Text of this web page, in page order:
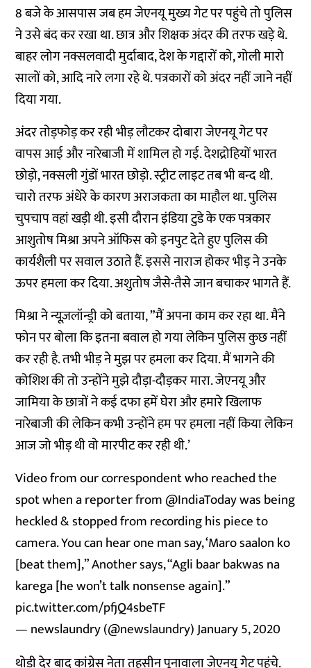
8 बजे के आसपास जब हम जेएनयू मुख्य गेट पर पहुंचे तो पुलिस
ने उसे बंद कर रखा था. छात्र और शिक्षक अंदर की तरफ खड़े थे.
बाहर लोग नक्सलवादी मुर्दाबाद, देश के गद्दारों को, गोली मारो
सालों को, आदि नारे लगा रहे थे. पत्रकारों को अंदर नहीं जाने नहीं
दिया गया.
अंदर तोड़फोड़ कर रही भीड़ लौटकर दोबारा जेएनयू गेट पर
वापस आई और नारेबाजी में शामिल हो गई. देशद्रोहियों भारत
छोड़ो, नक्सली गुंडों भारत छोड़ो. स्ट्रीट लाइट तब भी बन्द थी.
चारो तरफ अंधेरे के कारण अराजकता का माहौल था. पुलिस
चुपचाप वहां खड़ी थी. इसी दौरान इंडिया टुडे के एक पत्रकार
आशुतोष मिश्रा अपने ऑफिस को इनपुट देते हुए पुलिस की
कार्यशैली पर सवाल उठाते हैं. इससे नाराज होकर भीड़ ने उनके
ऊपर हमला कर दिया. अशुतोष जैसे-तैसे जान बचाकर भागते हैं.
मिश्रा ने न्यूज़लॉन्ड्री को बताया, ”मैं अपना काम कर रहा था. मैंने
फोन पर बोला कि इतना बवाल हो गया लेकिन पुलिस कुछ नहीं
कर रही है. तभी भीड़ ने मुझ पर हमला कर दिया. मैं भागने की
कोशिश की तो उन्होंने मुझे दौड़ा-दौड़कर मारा. जेएनयू और
जामिया के छात्रों ने कई दफा हमें घेरा और हमारे खिलाफ
नारेबाजी की लेकिन कभी उन्होंने हम पर हमला नहीं किया लेकिन
आज जो भीड़ थी वो मारपीट कर रही थी.’
Video from our correspondent who reached the
spot when a reporter from@IndiaTodaywas being
heckled & stopped from recording his piece to
camera. You can hear one man say, ‘Maro saalon ko
[beat them],” Another says, “Agli baar bakwas na
karega [he won’t talk nonsense again].”
pic.twitter.com/pfjQ4sbeTF
— newslaundry (@newslaundry)January 5, 2020
थोड़ी देर बाद कांग्रेस नेता तहसीन पूनावाला जेएनयू गेट पहुंचे.